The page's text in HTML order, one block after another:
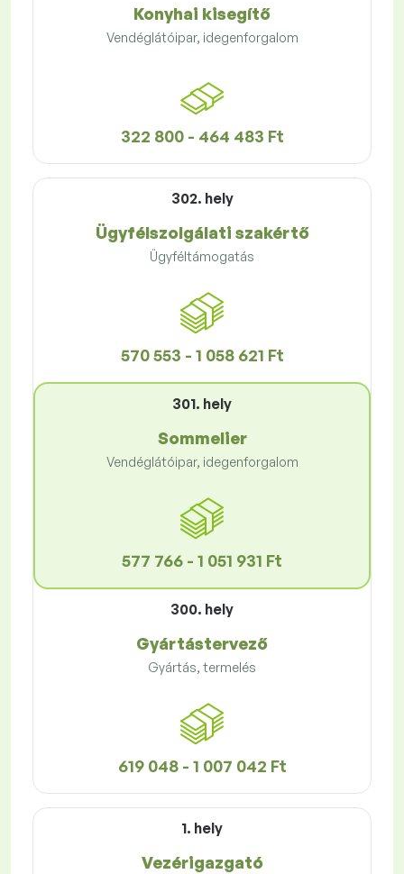
Konyhai kisegítő
Vendéglátóipar, idegenforgalom
322 800 - 464 483 Ft
302. hely
Ügyfélszolgálati szakértő
Ügyféltámogatás
570 553 - 1 058 621 Ft
301. hely
Sommelier
Vendéglátóipar, idegenforgalom
577 766 - 1 051 931 Ft
300. hely
Gyártástervező
Gyártás, termelés
619 048 - 1 007 042 Ft
1. hely
Vezérigazgató